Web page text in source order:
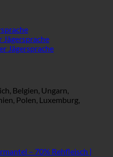
Jägersprache
Jägersprache
Belgien, Ungarn,
Polen, Luxemburg,